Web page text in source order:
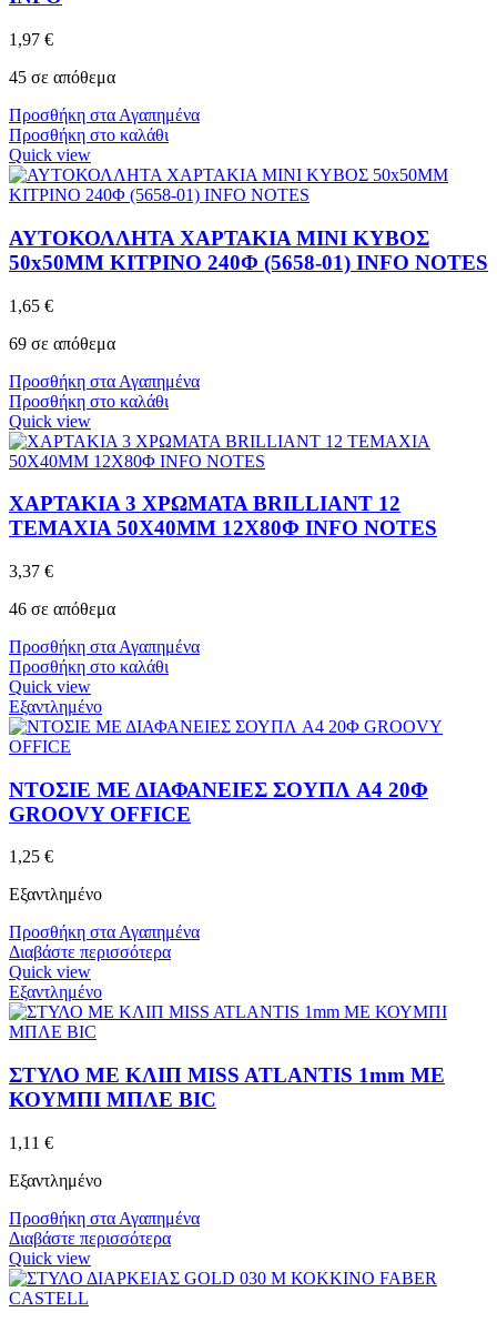
1,97 €
45 σε απόθεμα
Προσθήκη στα Αγαπημένα
Προσθήκη στο καλάθι
Quick view
ΑΥΤΟΚΟΛΛΗΤΑ ΧΑΡΤΑΚΙΑ MINI ΚΥΒΟΣ
50x50MM ΚΙΤΡΙΝΟ 240Φ (5658-01) INFO NOTES
1,65 €
69 σε απόθεμα
Προσθήκη στα Αγαπημένα
Προσθήκη στο καλάθι
Quick view
ΧΑΡΤΑΚΙΑ 3 ΧΡΩΜΑΤΑ BRILLIANT 12
ΤΕΜΑΧΙΑ 50X40MM 12X80Φ INFO NOTES
3,37 €
46 σε απόθεμα
Προσθήκη στα Αγαπημένα
Προσθήκη στο καλάθι
Quick view
Εξαντλημένο
ΝΤΟΣΙΕ ΜΕ ΔΙΑΦΑΝΕΙΕΣ ΣΟΥΠΛ A4 20Φ
GROOVY OFFICE
1,25 €
Εξαντλημένο
Προσθήκη στα Αγαπημένα
Διαβάστε περισσότερα
Quick view
Εξαντλημένο
ΣΤΥΛΟ ΜΕ ΚΛΙΠ MISS ATLANTIS 1mm ΜΕ
ΚΟΥΜΠΙ ΜΠΛΕ BIC
1,11 €
Εξαντλημένο
Προσθήκη στα Αγαπημένα
Διαβάστε περισσότερα
Quick view